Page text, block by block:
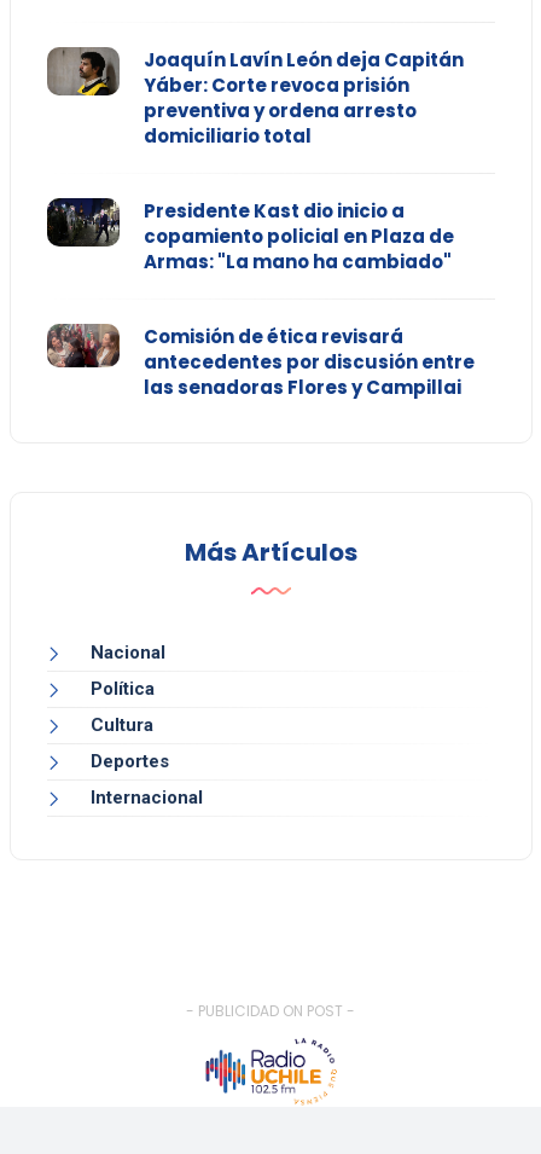
Joaquín Lavín León deja Capitán
Yáber: Corte revoca prisión
preventiva y ordena arresto
domiciliario total
Presidente Kast dio inicio a
copamiento policial en Plaza de
Armas: "La mano ha cambiado"
Comisión de ética revisará
antecedentes por discusión entre
las senadoras Flores y Campillai
Más Artículos
Nacional
Política
Cultura
Deportes
Internacional
- PUBLICIDAD ON POST -